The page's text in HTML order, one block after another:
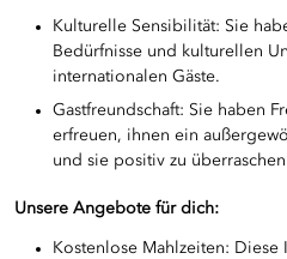
Kulturelle Sensibilität: Sie
Bedürfnisse und kulturellen
internationalen Gäste.
Gastfreundschaft: Sie haben
erfreuen, ihnen ein
und sie positiv zu
Unsere Angebote für dich:
Kostenlose Mahlzeiten: